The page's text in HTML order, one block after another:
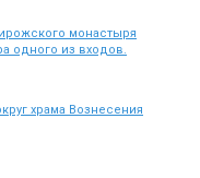
монастыря
одного из входов.
храма Вознесения